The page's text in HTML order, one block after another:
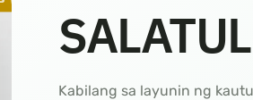
Kabilang sa layunin ng